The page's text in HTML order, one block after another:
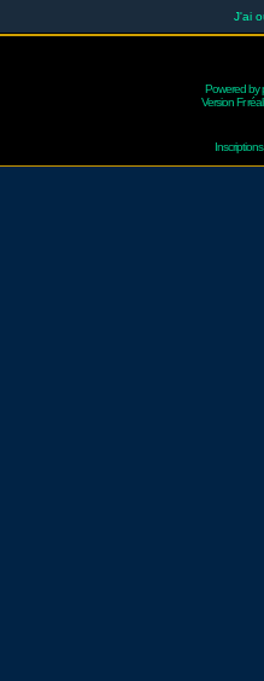
J'ai
Powered by
Version Fr